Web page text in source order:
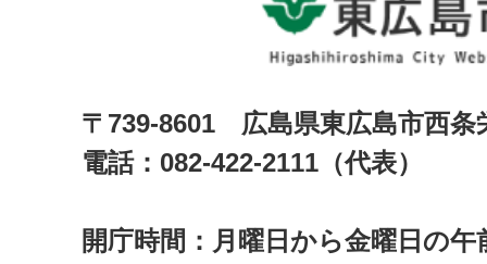
〒739-8601 広島県東広島市西
電話：082-422-2111（代表）
開庁時間：月曜日から金曜日の午